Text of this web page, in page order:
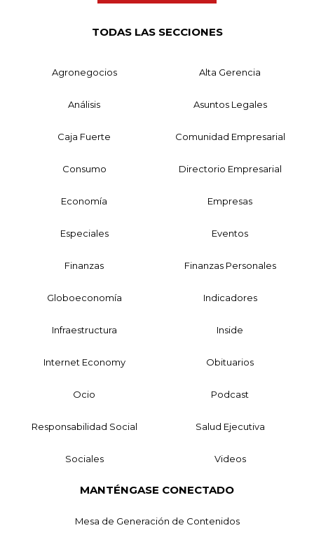
TODAS LAS SECCIONES
Agronegocios Alta Gerencia
Análisis Asuntos Legales
Caja Fuerte Comunidad Empresarial
Consumo Directorio Empresarial
Economía Empresas
Especiales Eventos
Finanzas Finanzas Personales
Globoeconomía Indicadores
Infraestructura Inside
Internet Economy Obituarios
Ocio Podcast
Responsabilidad Social Salud Ejecutiva
Sociales Videos
MANTÉNGASE CONECTADO
Mesa de Generación de Contenidos